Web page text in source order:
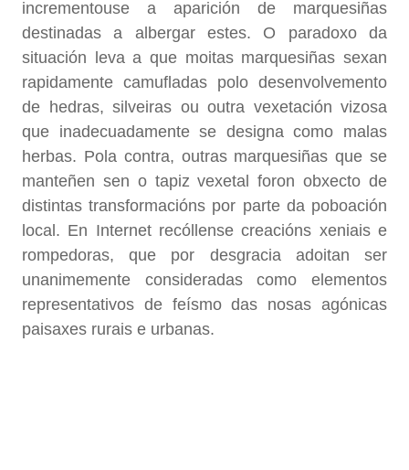
incrementouse a aparición de marquesiñas
destinadas a albergar estes. O paradoxo da
situación leva a que moitas marquesiñas sexan
rapidamente camufladas polo desenvolvemento
de hedras, silveiras ou outra vexetación vizosa
que inadecuadamente se designa como malas
herbas. Pola contra, outras marquesiñas que se
manteñen sen o tapiz vexetal foron obxecto de
distintas transformacións por parte da poboación
local. En Internet recóllense creacións xeniais e
rompedoras, que por desgracia adoitan ser
unanimemente consideradas como elementos
representativos de feísmo das nosas agónicas
paisaxes rurais e urbanas.